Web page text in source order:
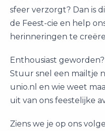
sfeer verzorgt? Dan is
de Feest-cie en help
herinneringen te
Enthousiast
Stuur snel een mailtje
unio.nl en wie weet
uit van ons feestelijke
Ziens we je op ons